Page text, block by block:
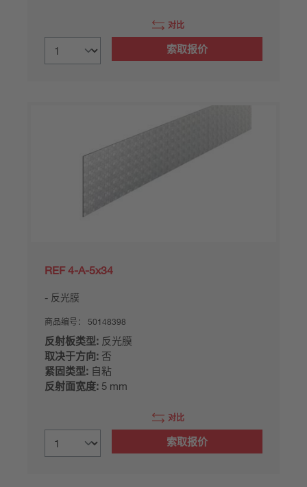
对比
索取报价
REF 4-A-5x34
反光膜
商品编号： 50148398
反射板类型: 反光膜
取决于方向: 否
紧固类型: 自粘
反射面宽度: 5 mm
对比
索取报价